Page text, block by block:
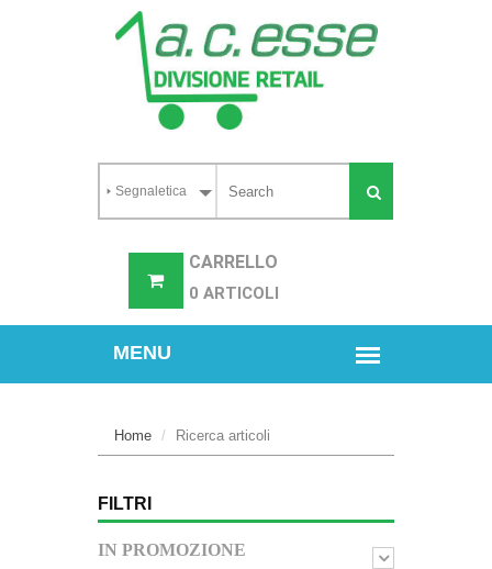
CARRELLO
0 ARTICOLI
Home Ricerca articoli
FILTRI
IN PROMOZIONE